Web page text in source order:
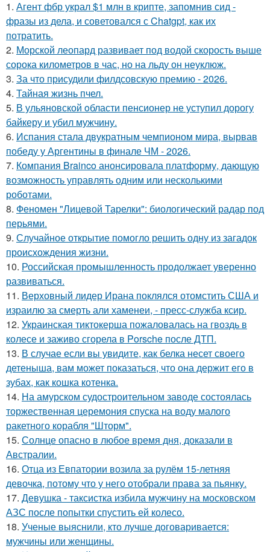
1. Агент фбр украл $1 млн в крипте, запомнив сид -
фразы из дела, и советовался с Chatgpt, как их
потратить.
2. Морской леопард развивает под водой скорость выше
сорока километров в час, но на льду он неуклюж.
3. За что присудили филдсовскую премию - 2026.
4. Тайная жизнь пчел.
5. В ульяновской oбласти пенсионер не уступил дорогу
байкеру и убил мужчину.
6. Испания стала двукратным чемпионом мира, вырвав
победу у Аргентины в финале ЧМ - 2026.
7. Компания Brainco анонсировала платформу, дающую
возможность управлять одним или несколькими
роботами.
8. Феномен "Лицевой Тарелки": биологический радар под
перьями.
9. Случайное открытие помогло решить одну из загадок
происхождения жизни.
10. Российская промышленность продолжает уверенно
развиваться.
11. Верховный лидер Ирана поклялся отомстить США и
израилю за смерть али хаменеи, - пресс-служба ксир.
12. Украинская тиктокерша пожаловалась на гвоздь в
колесе и заживо сгорела в Porsche после ДТП.
13. В случае если вы увидите, как белка несет своего
детеныша, вам может показаться, что она держит его в
зубах, как кошка котенка.
14. На амурском судостроительном заводе состоялась
торжественная церемония спуска на воду малого
ракетного корабля "Шторм".
15. Солнце опасно в любое время дня, доказали в
Австралии.
16. Отца из Евпатории возила за рулём 15-летняя
девочка, потому что у него отобрали права за пьянку.
17. Девушка - таксистка избила мужчину на московском
АЗС после попытки спустить ей колесо.
18. Ученые выяснили, кто лучше договаривается:
мужчины или женщины.